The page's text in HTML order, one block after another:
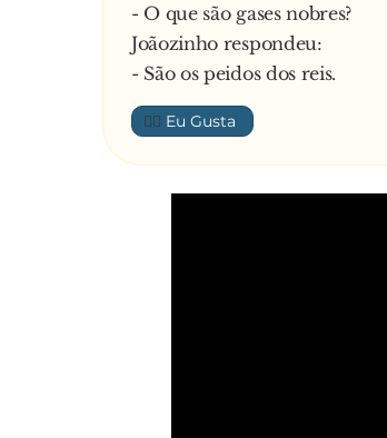
- O que são gases nobres?
Joãozinho respondeu:
- São os peidos dos reis.
👍🏼